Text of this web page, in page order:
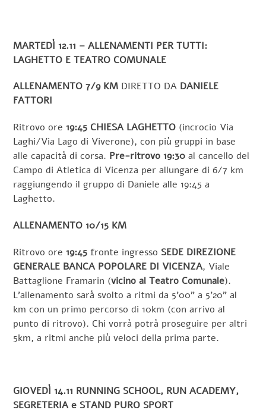
MARTEDÌ 12.11 – ALLENAMENTI PER TUTTI:
LAGHETTO E TEATRO COMUNALE
ALLENAMENTO 7/9 KM DIRETTO DA DANIELE
FATTORI
Ritrovo ore19:45 CHIESA LAGHETTO (incrocio Via
Laghi/Via Lago di Viverone), con più gruppi in base
alle capacità di corsa. Pre-ritrovo 19:30 al cancello del
Campo di Atletica di Vicenza per allungare di 6/7 km
raggiungendo il gruppo di Daniele alle 19:45 a
Laghetto.
ALLENAMENTO 10/15 KM
Ritrovo ore19:45fronte ingresso SEDE DIREZIONE
GENERALE BANCA POPOLARE DI VICENZA, Viale
Battaglione Framarin (vicino al Teatro Comunale).
L’allenamento sarà svolto a ritmi da 5’00” a 5’20” al
km con un primo percorso di 10km (con arrivo al
punto di ritrovo). Chi vorrà potrà proseguire per altri
5km, a ritmi anche più veloci della prima parte.
GIOVEDÌ 14.11 RUNNING SCHOOL, RUN ACADEMY,
SEGRETERIA e STAND PURO SPORT